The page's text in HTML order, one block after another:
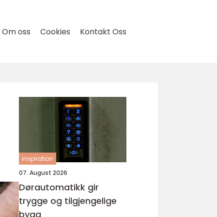
Om oss Cookies Kontakt Oss
inspiration
07. August 2026
Dørautomatikk gir
trygge og tilgjengelige
bygg